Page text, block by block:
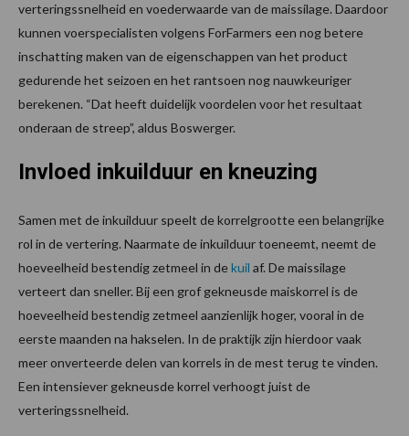
verteringssnelheid en voederwaarde van de maissilage. Daardoor
kunnen voerspecialisten volgens ForFarmers een nog betere
inschatting maken van de eigenschappen van het product
gedurende het seizoen en het rantsoen nog nauwkeuriger
berekenen. “Dat heeft duidelijk voordelen voor het resultaat
onderaan de streep”, aldus Boswerger.
Invloed inkuilduur en kneuzing
Samen met de inkuilduur speelt de korrelgrootte een belangrijke
rol in de vertering. Naarmate de inkuilduur toeneemt, neemt de
hoeveelheid bestendig zetmeel in dekuil af. De maissilage
verteert dan sneller. Bij een grof gekneusde maiskorrel is de
hoeveelheid bestendig zetmeel aanzienlijk hoger, vooral in de
eerste maanden na hakselen. In de praktijk zijn hierdoor vaak
meer onverteerde delen van korrels in de mest terug te vinden.
Een intensiever gekneusde korrel verhoogt juist de
verteringssnelheid.